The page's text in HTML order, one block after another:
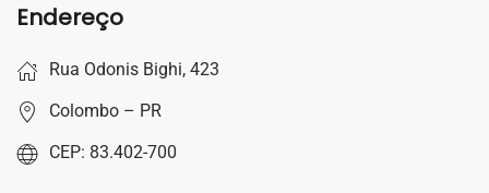
Endereço
Rua Odonis Bighi, 423
Colombo – PR
CEP: 83.402-700